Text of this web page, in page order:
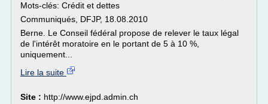
Mots-clés: Crédit et dettes
Communiqués, DFJP, 18.08.2010
Berne. Le Conseil fédéral propose de relever le taux légal
de l'intérêt moratoire en le portant de 5 à 10 %,
uniquement...
Lire la suite
Site : http://www.ejpd.admin.ch